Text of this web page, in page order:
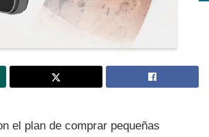
el plan de comprar pequeñas